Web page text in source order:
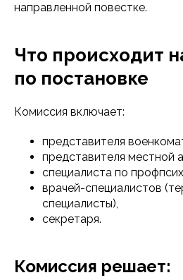
направленной повестке.
Что происходит
по постановке
Комиссия включает:
представителя
представителя местной
специалиста по
врачей-специалистов
специалисты),
секретаря.
Комиссия решает: